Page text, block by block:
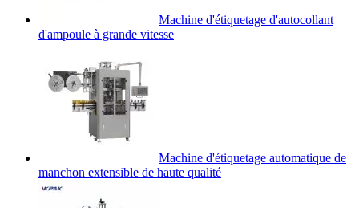
Machine d'étiquetage d'autocollant
d'ampoule à grande vitesse
Machine d'étiquetage automatique de
manchon extensible de haute qualité